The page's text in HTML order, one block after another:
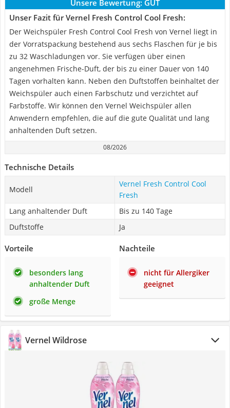
Unsere Bewertung: GUT
Unser Fazit für Vernel Fresh Control Cool Fresh:
Der Weichspüler Fresh Control Cool Fresh von Vernel liegt in
der Vorratspackung bestehend aus sechs Flaschen für je bis
zu 32 Waschladungen vor. Sie verfügen über einen
angenehmen Frische-Duft, der bis zu einer Dauer von 140
Tagen vorhalten kann. Neben den Duftstoffen beinhaltet der
Weichspüler auch einen Farbschutz und verzichtet auf
Farbstoffe. Wir können den Vernel Weichspüler allen
Anwendern empfehlen, die auf die gute Qualität und lang
anhaltenden Duft setzen.
08/2026
Technische Details
Modell
Vernel Fresh Control Cool
Fresh
Lang anhaltender Duft
Bis zu 140 Tage
Duftstoffe
Ja
Vorteile
besonders lang
anhaltender Duft
große Menge
Nachteile
nicht für Allergiker
geeignet
Vernel Wildrose